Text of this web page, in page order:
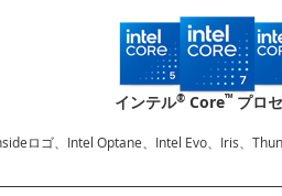
インテル® Core™ プロ
ロゴ、Intel Optane、Intel Evo、Iris、